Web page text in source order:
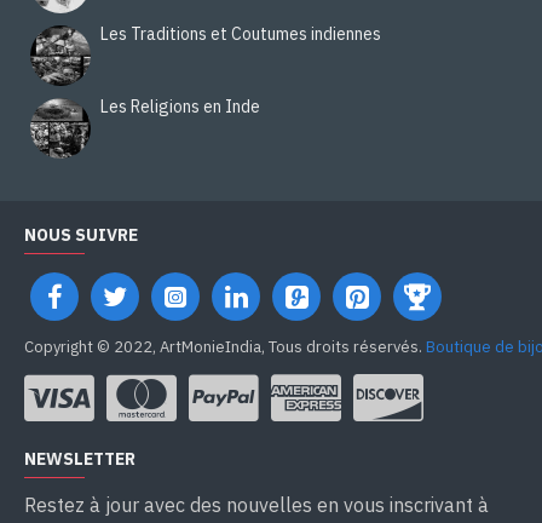
Les Traditions et Coutumes indiennes
Les Religions en Inde
NOUS SUIVRE
Copyright © 2022, ArtMonieIndia, Tous droits réservés. Boutique de
NEWSLETTER
Restez à jour avec des nouvelles en vous inscrivant à